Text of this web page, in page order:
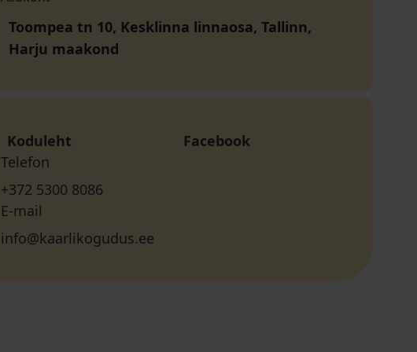
Toompea tn 10, Kesklinna linnaosa, Tallinn,
Harju maakond
Koduleht
Facebook
Telefon
+372 5300 8086
E-mail
info@kaarlikogudus.ee